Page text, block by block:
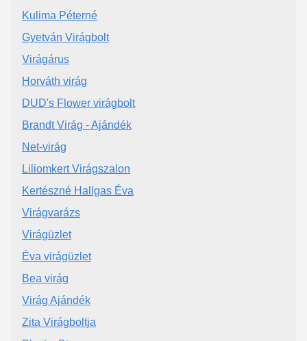
Kulima Péterné
Gyetván Virágbolt
Virágárus
Horváth virág
DUD's Flower virágbolt
Brandt Virág - Ajándék
Net-virág
Liliomkert Virágszalon
Kertészné Hallgas Éva
Virágvarázs
Virágüzlet
Éva virágüzlet
Bea virág
Virág Ajándék
Zita Virágboltja